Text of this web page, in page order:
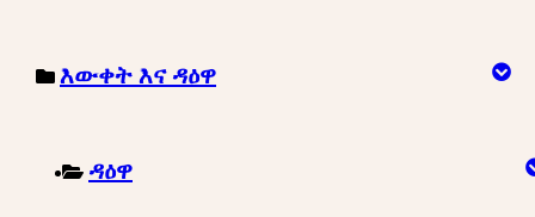
እውቀት እና ዳዕዋ
ዳዕዋ